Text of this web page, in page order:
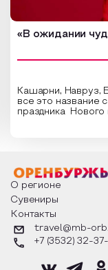
«В ожидании
Кашарни, Навруз,
все это название
праздника Нового
о том, как
разных уголках
обряды
благополучие, в
различаются
Дед Мороз и
его называют в
страны и как
О регионе
Сувениры
Контакты
travel@mb-
+7 (3532) 32-